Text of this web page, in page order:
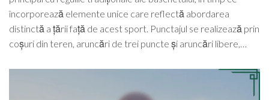
încorporează elemente unice care reflectă abordarea
distinctă a țării față de acest sport. Punctajul se realizează prin
coșuri din teren, aruncări de trei puncte și aruncări libere,…